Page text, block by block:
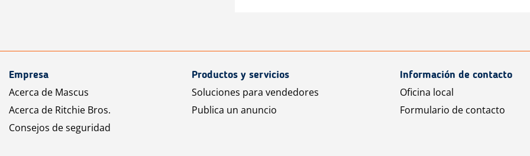
Empresa
Acerca de Mascus
Acerca de Ritchie Bros.
Consejos de seguridad
Productos y servicios
Soluciones para vendedores
Publica un anuncio
Información de contacto
Oficina local
Formulario de contacto